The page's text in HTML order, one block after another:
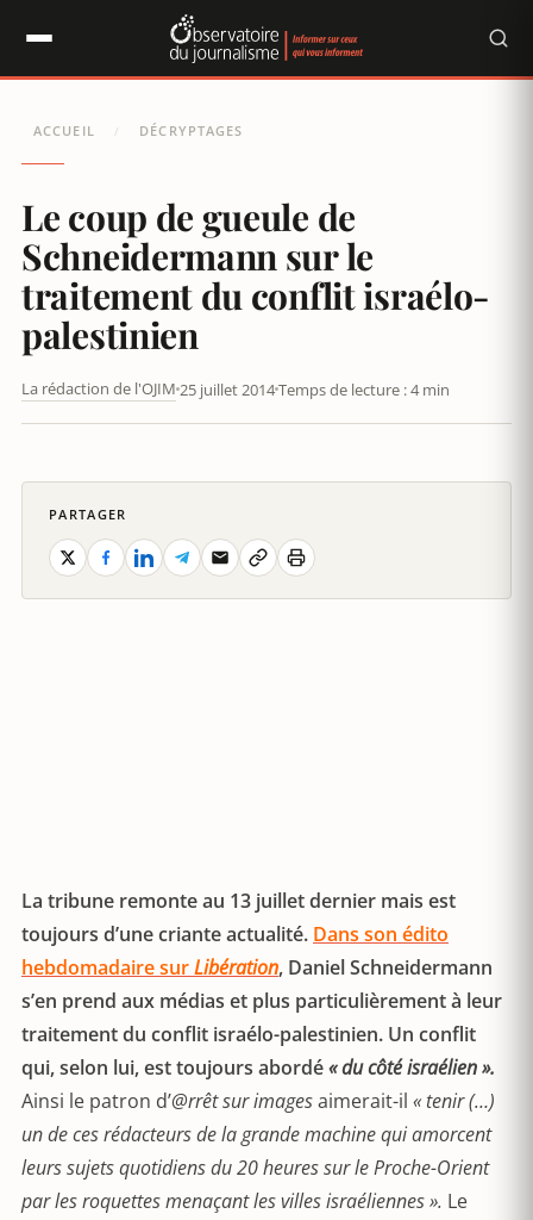
ACCUEIL / DÉCRYPTAGES
Le coup de gueule de
Schneidermann sur le
traitement du conflit israélo-
palestinien
La rédaction de l'OJIM 25 juillet 2014Temps de lecture : 4 min
La tribune remonte au 13 juillet dernier mais est
toujours d’une criante actualité. Dans son édito
hebdomadaire surLibération, Daniel Schneidermann
s’en prend aux médias et plus particulièrement à leur
traitement du conflit israélo-palestinien. Un conflit
qui, selon lui, est toujours abordé« du côté israélien ».
Ainsi le patron d’@rrêt sur imagesaimerait-il « tenir (…)
un de ces rédacteurs de la grande machine qui amorcent
leurs sujets quotidiens du 20 heures sur le Proche-Orient
par les roquettes menaçant les villes israéliennes ». Le
PARTAGER
Panneau de gestion des cookies